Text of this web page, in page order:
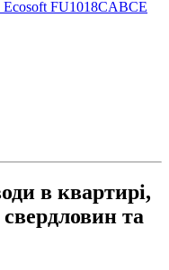
FU1018CABCE
в квартирі,
та